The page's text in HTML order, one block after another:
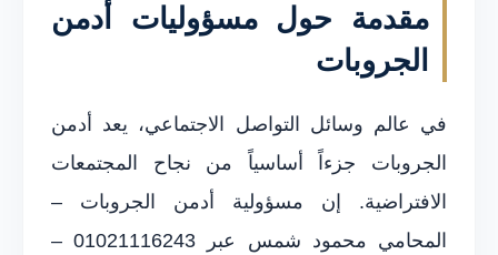
مقدمة حول مسؤوليات أدمن
الجروبات
في عالم وسائل التواصل الاجتماعي، يعد أدمن
الجروبات جزءاً أساسياً من نجاح المجتمعات
الافتراضية. إن مسؤولية أدمن الجروبات –
المحامي محمود شمس عبر 01021116243 –